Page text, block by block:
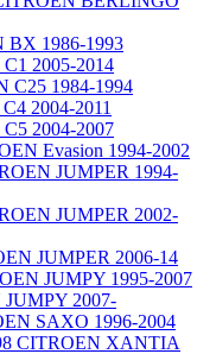
BX 1986-1993
2005-2014
C25 1984-1994
2004-2011
2004-2007
Evasion 1994-2002
JUMPER 1994-
JUMPER 2002-
JUMPER 2006-14
JUMPY 1995-2007
2007-
SAXO 1996-2004
CITROEN XANTIA